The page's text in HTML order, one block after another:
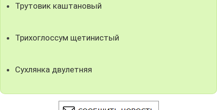
Трутовик каштановый
Трихоглоссум щетинистый
Сухлянка двулетняя